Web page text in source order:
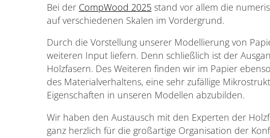
Bei der CompWood 2025 stand vor allem die
auf verschiedenen Skalen im Vordergrund.
Durch die Vorstellung unserer Modellierung von
weiteren Input liefern. Denn schließlich ist der
Holzfasern. Des Weiteren finden wir im Papier
des Materialverhaltens, eine sehr zufällige
Eigenschaften in unseren Modellen abzubilden.
Wir haben den Austausch mit den Experten der
ganz herzlich für die großartige Organisation der